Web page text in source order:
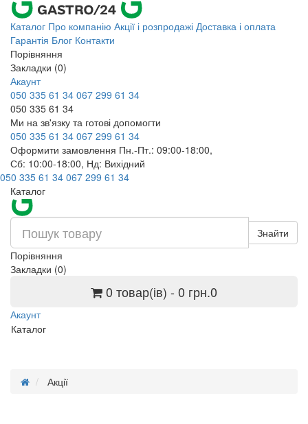
Каталог Про компанію Акції і розпродажі Доставка і оплата
Гарантія Блог Контакти
Порівняння
Закладки (0)
Акаунт
050 335 61 34 067 299 61 34
050 335 61 34
Ми на зв'язку та готові допомогти
050 335 61 34 067 299 61 34
Оформити замовлення Пн.-Пт.: 09:00-18:00,
Сб: 10:00-18:00, Нд: Вихідний
050 335 61 34 067 299 61 34
Каталог
Знайти
Порівняння
Закладки (0)
0 товар(ів) - 0 грн.0
Акаунт
Каталог
Акції